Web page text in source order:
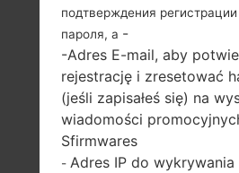
подтверждения
пароля, а -
-Adres E-mail, aby
rejestrację i zresetować
(jeśli zapisałeś się) na
wiadomości
Sfirmwares
- Adres IP do wykrywania